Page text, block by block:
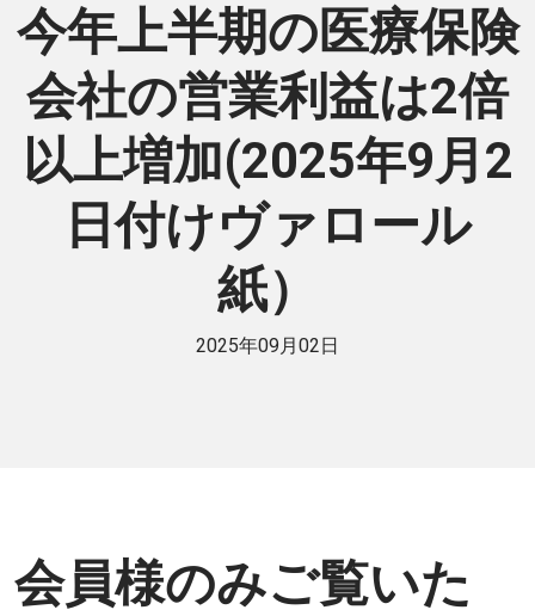
今年上半期の医療保険
会社の営業利益は2倍
以上増加(2025年9月2
日付けヴァロール
紙）
2025年09月02日
会員様のみご覧いた